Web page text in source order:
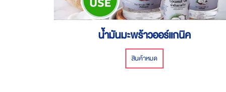
น้ำมันมะพร้าวออร์แกนิค
สินค้าหมด